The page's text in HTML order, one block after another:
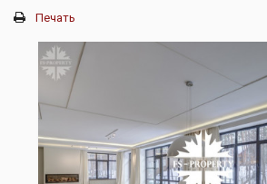
Печать